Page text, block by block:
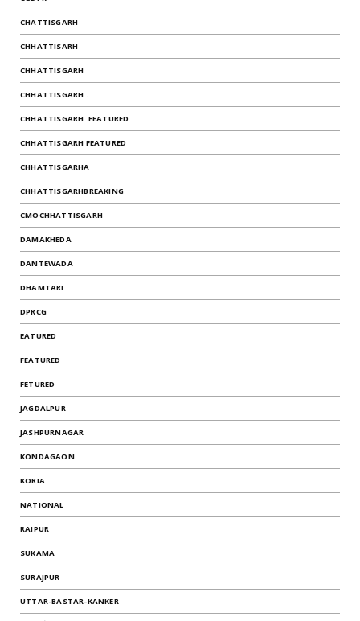
CHATTISGARH
CHHATTISARH
CHHATTISGARH
CHHATTISGARH .
CHHATTISGARH .FEATURED
CHHATTISGARH FEATURED
CHHATTISGARHA
CHHATTISGARHBREAKING
CMOCHHATTISGARH
DAMAKHEDA
DANTEWADA
DHAMTARI
DPRCG
EATURED
FEATURED
FETURED
JAGDALPUR
JASHPURNAGAR
KONDAGAON
KORIA
NATIONAL
RAIPUR
SUKAMA
SURAJPUR
UTTAR-BASTAR-KANKER